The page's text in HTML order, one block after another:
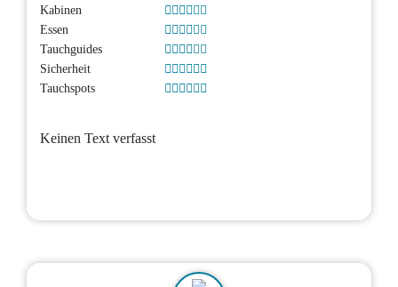
Kabinen
Essen
Tauchguides
Sicherheit
Tauchspots
Keinen Text verfasst